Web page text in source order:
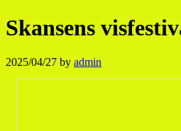
Skansens
2025/04/27 by admin